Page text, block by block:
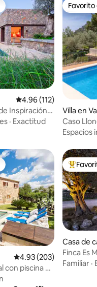
Calificación promedio:
4.96 (112)
Inspiración
· Exactitud
Villa en
Caso
Espacios
Calificación promedio:
4.93 (203)
con piscina y
Casa de
ria del
Finca Es
Familiar ·